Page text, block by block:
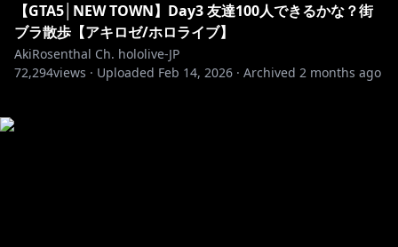
【GTA5│NEW TOWN】Day3 友達100人できるかな？街
ブラ散歩【アキロゼ/ホロライブ】
AkiRosenthal Ch. hololive-JP
72,294views · Uploaded Feb 14, 2026 · Archived 2 months ago